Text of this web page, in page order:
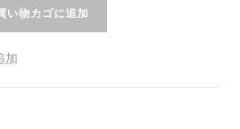
い物カゴに追加
加